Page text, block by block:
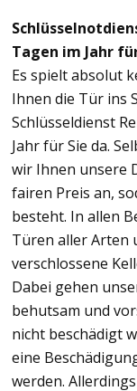
Tagen im Jahr
Es spielt absolut
Ihnen die Tür ins
Schlüsseldienst
Jahr für Sie da.
wir Ihnen unsere
fairen Preis an,
besteht. In allen
Türen aller Arten
verschlossene
Dabei gehen
behutsam und
nicht beschädigt
eine
werden.